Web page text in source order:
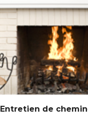
Entretien de